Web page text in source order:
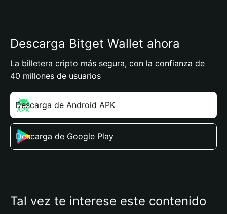
Descarga Bitget Wallet ahora
La billetera cripto más segura, con la confianza de
40 millones de usuarios
Descarga de Android APK
Descarga de Google Play
Tal vez te interese este contenido